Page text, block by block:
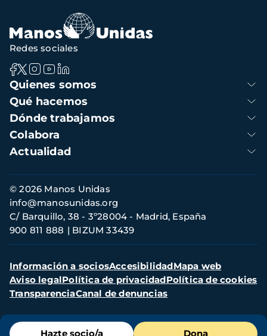
Menú
Hazte socio/a Dona
Navegación
principal
Quienes somos
Qué hacemos
Dónde trabajamos
Colabora
Actualidad
Redes sociales
Información
de
contacto
© 2026 Manos Unidas
C/ Barquillo, 38 - 3º28004 - Madrid, España
900 811 888
BIZUM 33439
info@manosunidas.org
Menú
secundario
Información a sociosAccesibilidadMapa web
Aviso legalPolítica de privacidadPolítica de cookies
TransparenciaCanal de denuncias